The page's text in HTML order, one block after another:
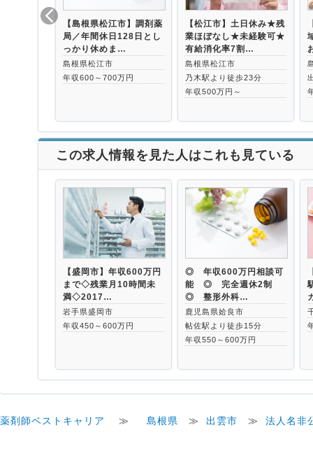
【島根県松江市】調剤薬
局／年間休日128日とし
っかり休めま…
島根県松江市
年収600～700万円
【松江市】土日休み★残
業ほぼなし★未経験可★
有給消化率7割…
島根県松江市
乃木駅より徒歩23分
年収500万円～
この求人情報を見た人はこれも見ている
【盛岡市】年収600万円
まで◇残業月10時間未
満◇2017…
岩手県盛岡市
年収450～600万円
◎ 年収600万円相談可
能 ◎ 完全週休2制
◎ 整形外科…
鹿児島県姶良市
帖佐駅より徒歩15分
年収550～600万円
薬剤師ベストキャリア ≫ 島根県 ≫ 出雲市 ≫ 法人名非